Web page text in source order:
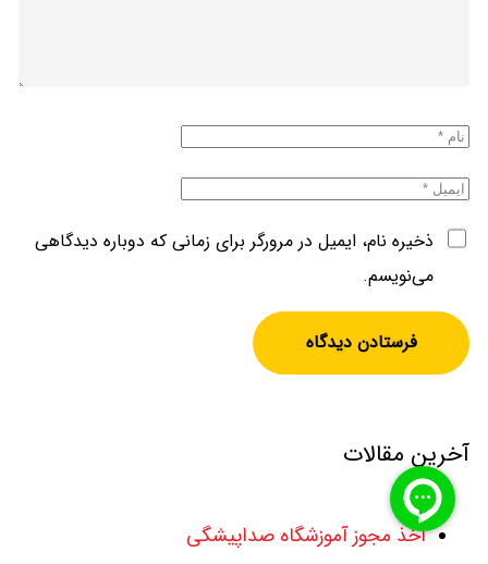
ذخیره نام، ایمیل در مرورگر برای زمانی که دوباره دیدگاهی
می‌نویسم.
آخرین مقالات
اخذ مجوز آموزشگاه صداپیشگی